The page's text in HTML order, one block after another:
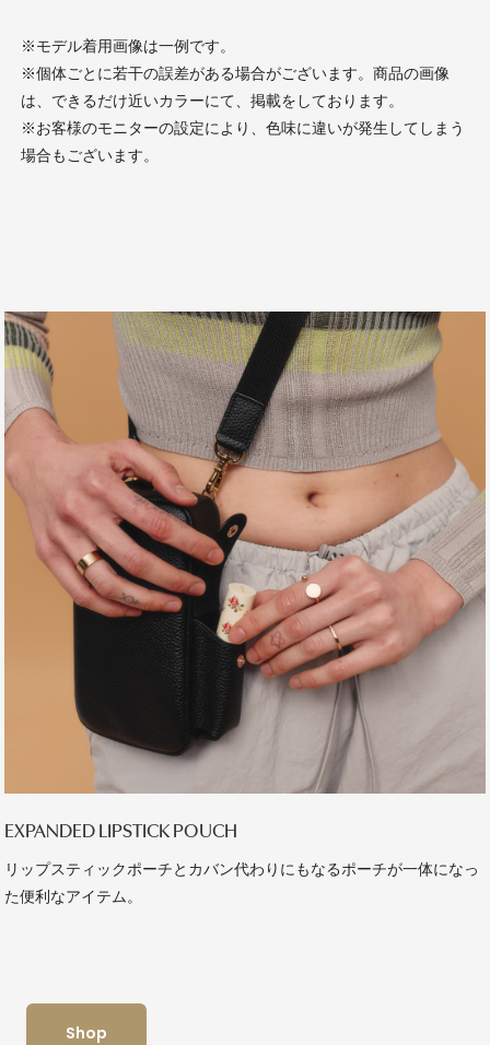
※モデル着用画像は一例です。
※個体ごとに若干の誤差がある場合がございます。商品の画像
は、できるだけ近いカラーにて、掲載をしております。
※お客様のモニターの設定により、色味に違いが発生してしまう
場合もございます。
EXPANDED LIPSTICK POUCH
リップスティックポーチとカバン代わりにもなるポーチが一体になっ
た便利なアイテム。
Shop